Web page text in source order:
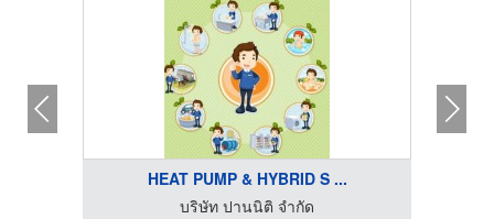
HEAT PUMP & HYBRID S ...
บริษัท ปานนิติ จำกัด